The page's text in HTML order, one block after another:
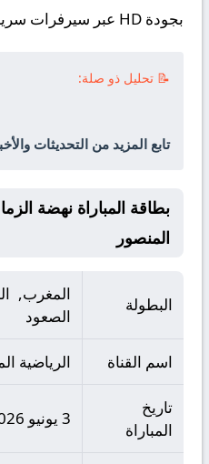
بجودة HD عبر سيرفرات سريعة.
📝 تحليل ذو صلة:
تابع المزيد من التحديثات
المنصور
البطولة
المغرب,
الصعود
اسم القناة الرياضية
تاريخ
المباراة
3 يونيو 2026